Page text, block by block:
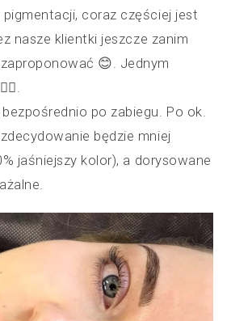
coraz częściej jest
nasze klientki jeszcze zanim
😊. Jednym
po zabiegu. Po ok.
będzie mniej
jaśniejszy kolor), a dorysowane